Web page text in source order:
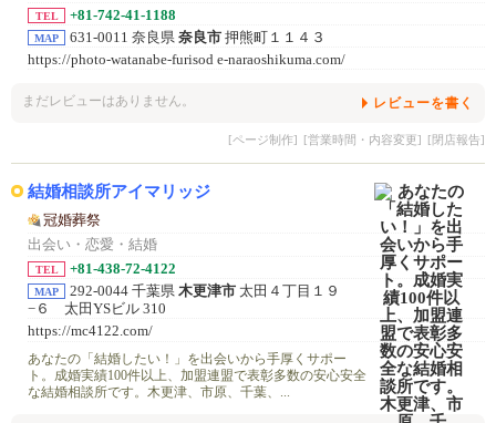
TEL +81-742-41-1188
MAP 631-0011 奈良県 奈良市 押熊町１１４３
https://photo-watanabe-furisod e-naraoshikuma.com/
まだレビューはありません。 レビューを書く
[ページ制作] [営業時間・内容変更] [閉店報告]
結婚相談所アイマリッジ
冠婚葬祭
出会い・恋愛・結婚
TEL +81-438-72-4122
MAP 292-0044 千葉県 木更津市 太田４丁目１９
−６ 太田YSビル 310
https://mc4122.com/
あなたの「結婚したい！」を出会いから手厚くサポー
ト。成婚実績100件以上、加盟連盟で表彰多数の安心安全
な結婚相談所です。木更津、市原、千葉、...